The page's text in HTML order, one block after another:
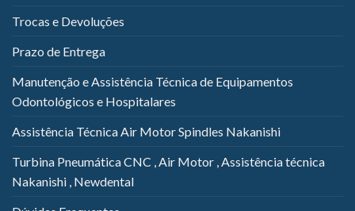
Trocas e Devoluções
Prazo de Entrega
Manutenção e Assistência Técnica de Equipamentos
Odontológicos e Hospitalares
Assistência Técnica Air Motor Spindles Nakanishi
Turbina Pneumática CNC , Air Motor , Assistência técnica
Nakanishi , Newdental